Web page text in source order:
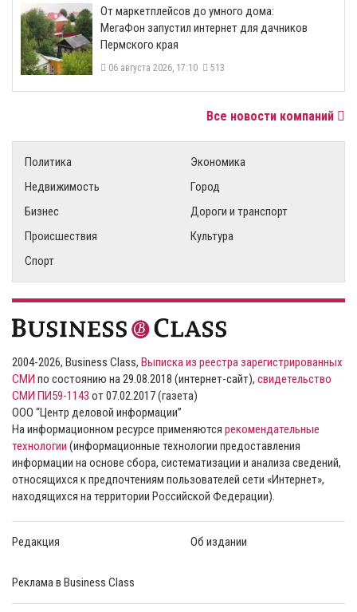
От маркетплейсов до умного дома:
МегаФон запустил интернет для дачников
Пермского края
06 августа 2026, 17:10 513
Все новости компаний
Политика
Экономика
Недвижимость
Город
Бизнес
Дороги и транспорт
Происшествия
Культура
Спорт
2004-2026, Business Class, Выписка из реестра зарегистрированных
СМИ по состоянию на 29.08.2018 (интернет-сайт), свидетельство
СМИ ПИ59-1143 от 07.02.2017 (газета)
ООО “Центр деловой информации”
На информационном ресурсе применяются рекомендательные
технологии (информационные технологии предоставления
информации на основе сбора, систематизации и анализа сведений,
относящихся к предпочтениям пользователей сети «Интернет»,
находящихся на территории Российской Федерации).
Редакция Об издании
Реклама в Business Class